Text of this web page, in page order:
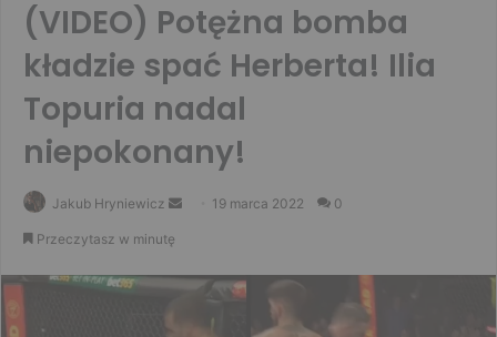
(VIDEO) Potężna bomba
kładzie spać Herberta! Ilia
Topuria nadal
niepokonany!
Jakub Hryniewicz
Send 19 marca 2022 0
Przeczytasz w minutę